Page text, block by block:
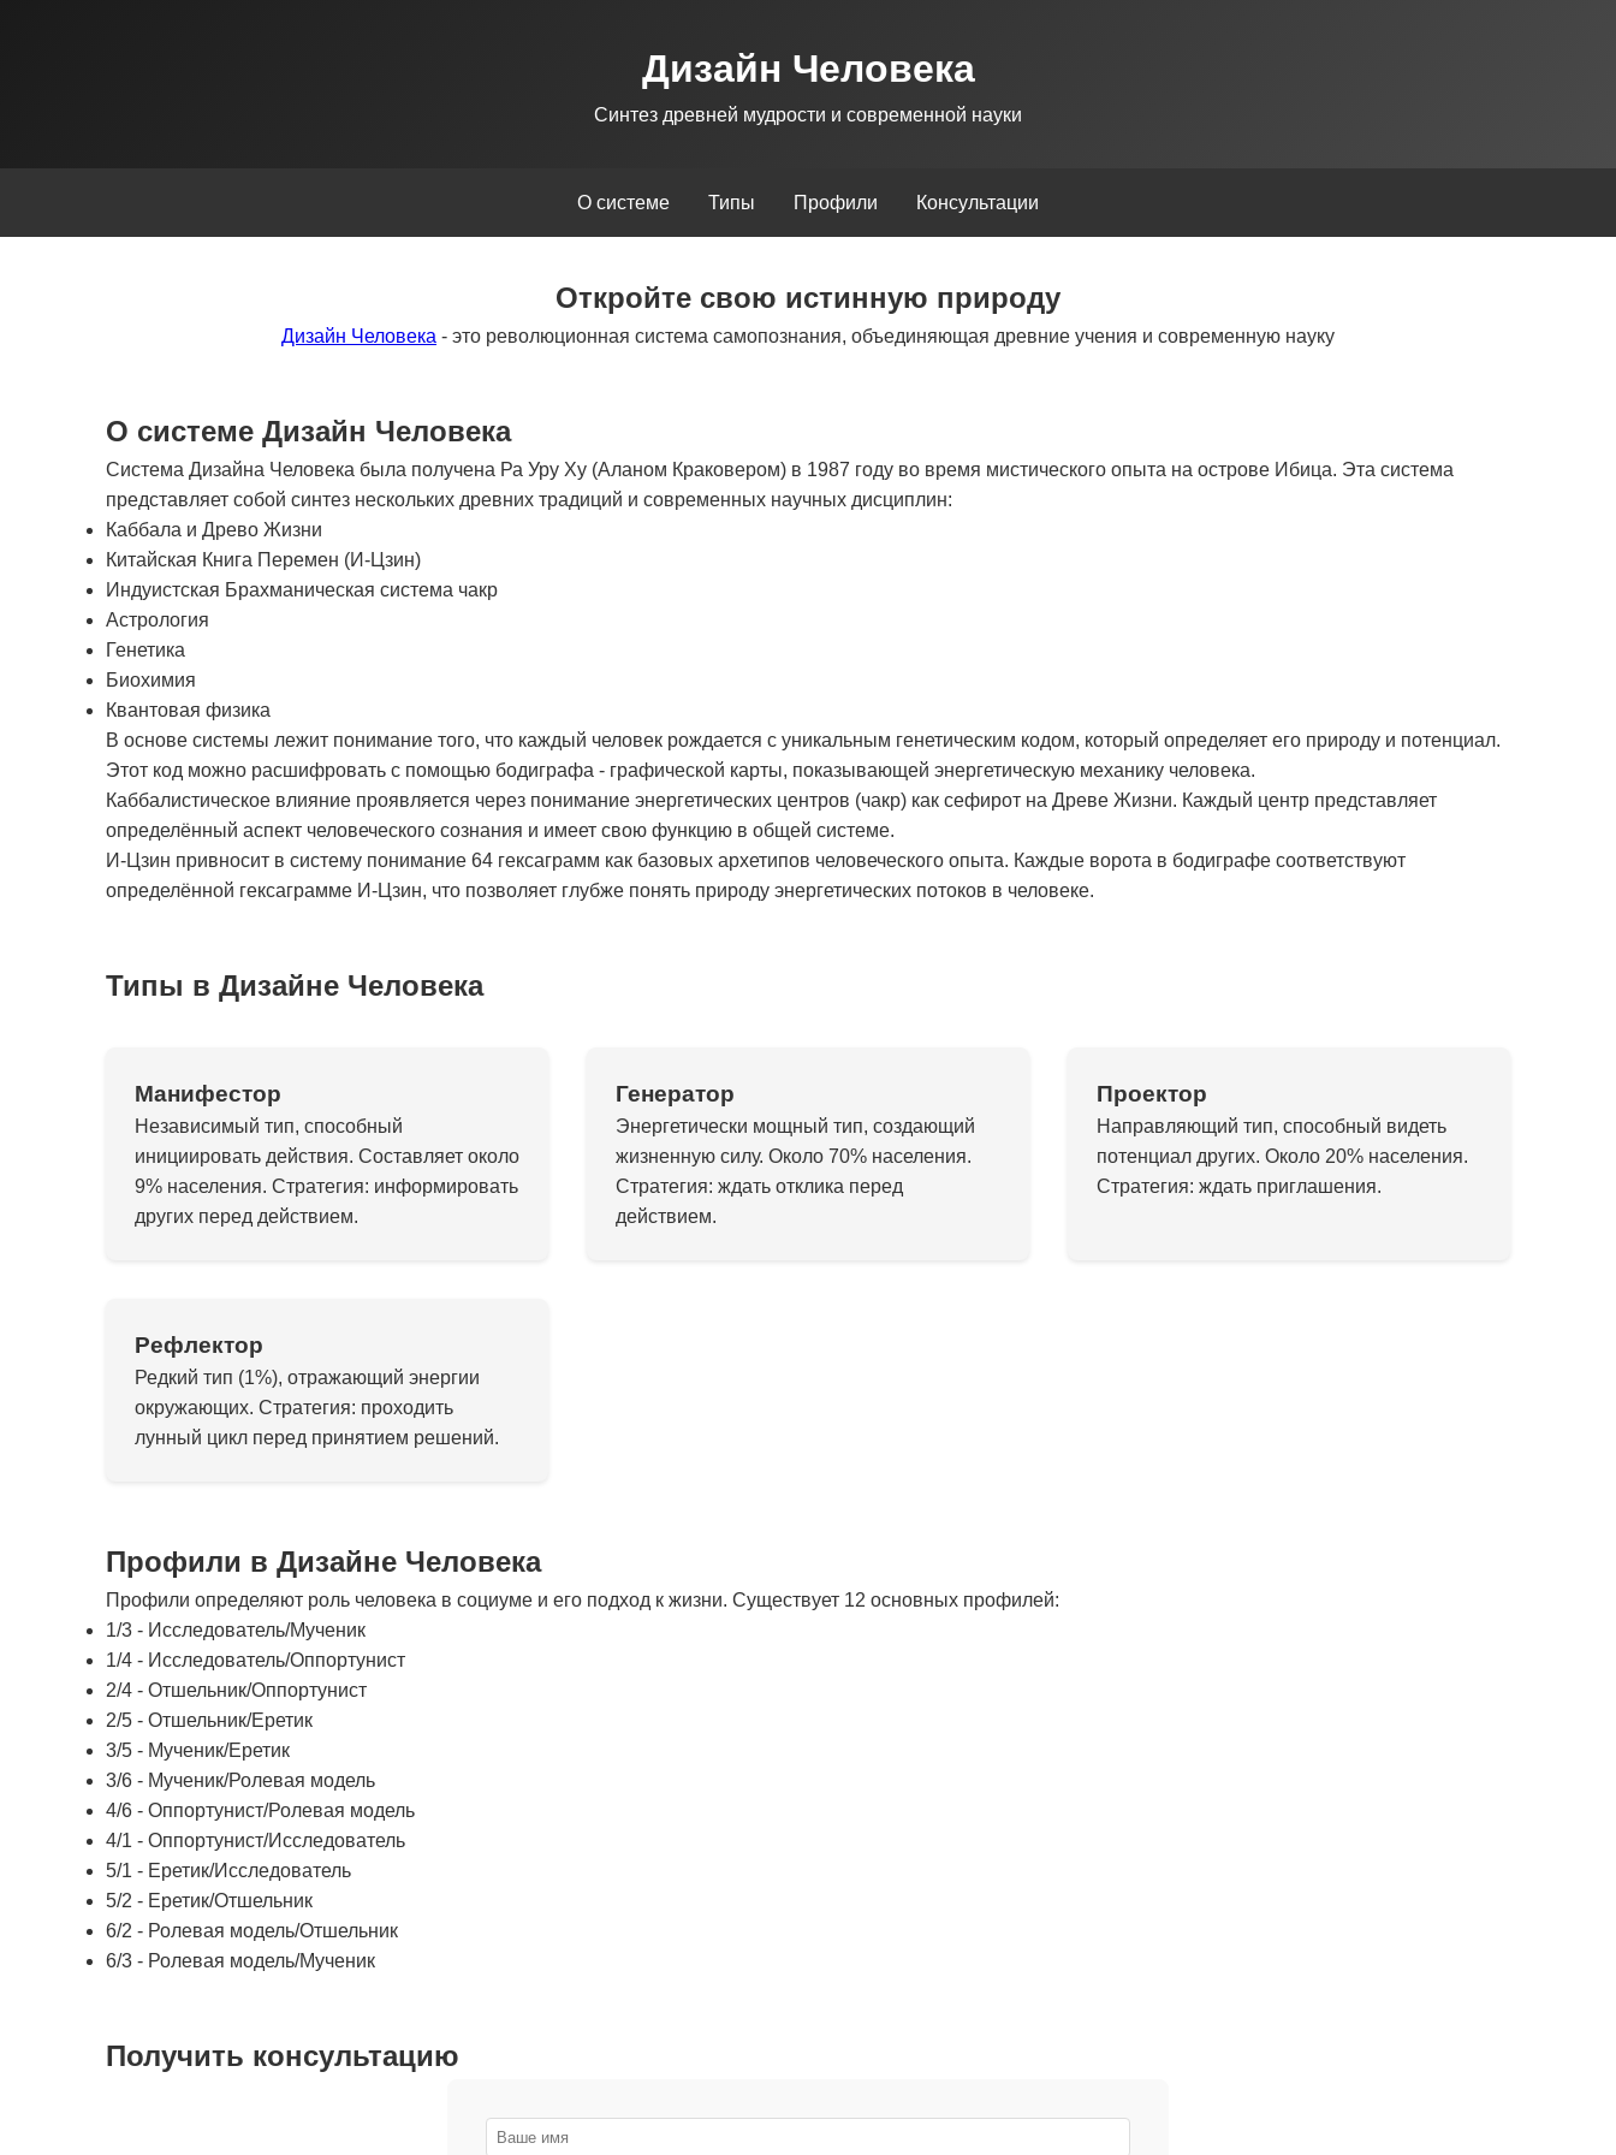
Дизайн Человека
Синтез древней мудрости и современной науки
О системе Типы Профили Консультации
Откройте свою истинную природу
Дизайн Человека - это революционная система самопознания, объединяющая древние учения и современную науку
О системе Дизайн Человека
Система Дизайна Человека была получена Ра Уру Ху (Аланом Краковером) в 1987 году во время мистического опыта на острове Ибица. Эта система
представляет собой синтез нескольких древних традиций и современных научных дисциплин:
Каббала и Древо Жизни
Китайская Книга Перемен (И-Цзин)
Индуистская Брахманическая система чакр
Астрология
Генетика
Биохимия
Квантовая физика
В основе системы лежит понимание того, что каждый человек рождается с уникальным генетическим кодом, который определяет его природу и потенциал.
Этот код можно расшифровать с помощью бодиграфа - графической карты, показывающей энергетическую механику человека.
Каббалистическое влияние проявляется через понимание энергетических центров (чакр) как сефирот на Древе Жизни. Каждый центр представляет
определённый аспект человеческого сознания и имеет свою функцию в общей системе.
И-Цзин привносит в систему понимание 64 гексаграмм как базовых архетипов человеческого опыта. Каждые ворота в бодиграфе соответствуют
определённой гексаграмме И-Цзин, что позволяет глубже понять природу энергетических потоков в человеке.
Типы в Дизайне Человека
Манифестор
Независимый тип, способный
инициировать действия. Составляет около
9% населения. Стратегия: информировать
других перед действием.
Генератор
Энергетически мощный тип, создающий
жизненную силу. Около 70% населения.
Стратегия: ждать отклика перед
действием.
Проектор
Направляющий тип, способный видеть
потенциал других. Около 20% населения.
Стратегия: ждать приглашения.
Рефлектор
Редкий тип (1%), отражающий энергии
окружающих. Стратегия: проходить
лунный цикл перед принятием решений.
Профили в Дизайне Человека
Профили определяют роль человека в социуме и его подход к жизни. Существует 12 основных профилей:
1/3 - Исследователь/Мученик
1/4 - Исследователь/Оппортунист
2/4 - Отшельник/Оппортунист
2/5 - Отшельник/Еретик
3/5 - Мученик/Еретик
3/6 - Мученик/Ролевая модель
4/6 - Оппортунист/Ролевая модель
4/1 - Оппортунист/Исследователь
5/1 - Еретик/Исследователь
5/2 - Еретик/Отшельник
6/2 - Ролевая модель/Отшельник
6/3 - Ролевая модель/Мученик
Получить консультацию